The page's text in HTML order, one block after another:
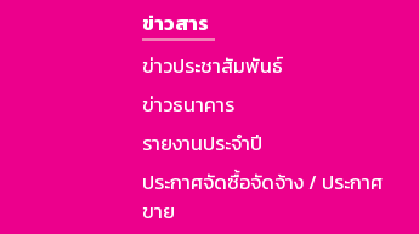
ข่าวสาร
ข่าวประชาสัมพันธ์
ข่าวธนาคาร
รายงานประจำปี
ประกาศจัดซื้อจัดจ้าง / ประกาศ
ขาย